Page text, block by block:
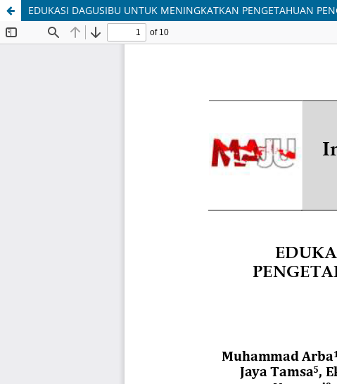
EDUKASI DAGUSIBU UNTUK MENINGKATKAN PENGETAHUAN